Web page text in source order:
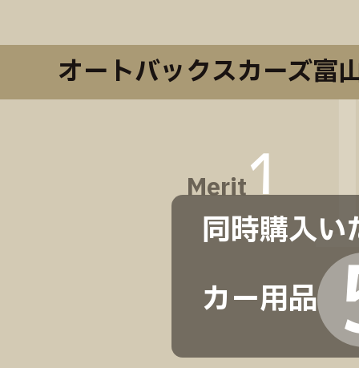
オートバックスカーズ富
Merit1
同時購入い
カー用品